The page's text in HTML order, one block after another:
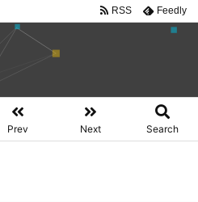
Prev Next Search
RSS Feedly